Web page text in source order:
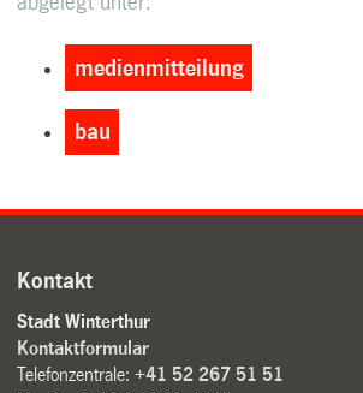
medienmitteilung
bau
Kontakt
Stadt Winterthur
Kontaktformular
Telefonzentrale:+41 52 267 51 51